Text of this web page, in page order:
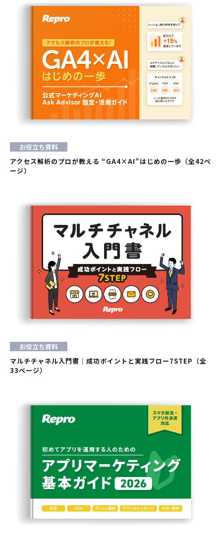
お役立ち資料
アクセス解析のプロが教える “GA4×AI”はじめの一歩（全42ペ
ージ）
お役立ち資料
マルチチャネル入門書｜成功ポイントと実践フロー7STEP（全
33ページ）